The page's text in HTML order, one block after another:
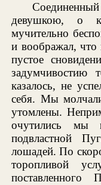
девушкою, о
мучительно
и воображал,
пустое
казалось, не
себя. Мы
утомлены.
очутились мы
подвластной
лошадей. По
торопливой